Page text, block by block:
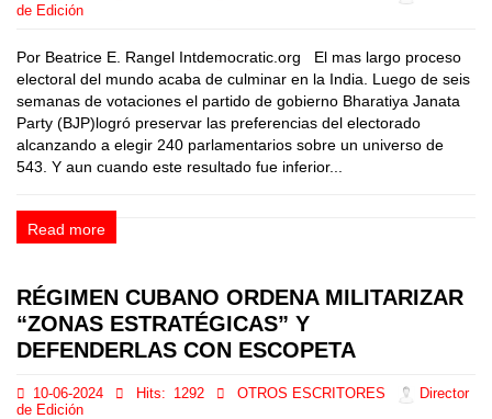
de Edición
Por Beatrice E. Rangel Intdemocratic.org El mas largo proceso
electoral del mundo acaba de culminar en la India. Luego de seis
semanas de votaciones el partido de gobierno Bharatiya Janata
Party (BJP)logró preservar las preferencias del electorado
alcanzando a elegir 240 parlamentarios sobre un universo de
543. Y aun cuando este resultado fue inferior...
Read more
RÉGIMEN CUBANO ORDENA MILITARIZAR
“ZONAS ESTRATÉGICAS” Y
DEFENDERLAS CON ESCOPETA
10-06-2024 Hits: 1292 OTROS ESCRITORES
Director
de Edición